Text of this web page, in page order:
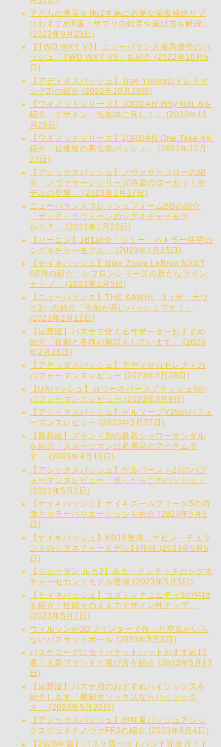
子どもの身長を伸ばす為に必要な栄養補給サプ
リおすすめ6選「サプリの効果や選び方も解説」
(2022年9月23日)
【TWO WXY V3】ニューバランス最高傑作のバ
ッシュ「TWO WXY V3」を紹介 (2022年10月5
日)
【アディダスバッシュ】Trae Young2(トレイヤ
ング2)の紹介 (2022年10月28日)
【ワイノットシリーズ】JORDAN Why Not .6を
紹介「デザイン・性能共に良し！」 (2022年12
月26日)
【ワイノットシリーズ】JORDAN One Take 4を
紹介「低価格の高性能バッシュ」 (2022年12月
27日)
【アシックスバッシュ】ノヴァサージローの紹
介「ノヴァサージシリーズ待望のローカットモ
デルの登場」 (2023年1月17日)
ニューバランスフレッシュフォームBBの紹介
「ザック・ラヴィーンのシグネチャーモデ
ル！？」 (2023年1月22日)
【リーニン】JB1紹介「ジミー・バトラー待望の
シグネチャーモデル」 (2023年1月25日)
【ナイキバッシュ】Nike Zoom LeBron NXXT
GENの紹介「レブロンシリーズの新たなライン
ナップ」 (2023年2月5日)
【ニューバランス】THE KAWHI 3（ザ カワ
イ3）の紹介「性能が高いバッシュです！」
(2023年2月12日)
【最新版】バスケで使えるサポーターおすすめ
紹介「役割と各種の解説もしています」 (2023
年2月26日)
【アディダスバッシュ】アディゼロセレクトの
パフォーマンスレビュー (2023年2月28日)
【UAバッシュ】カリーホバースプラッシュ3の
パフォーマンスレビュー (2023年3月9日)
【アシックスバッシュ】ゲルフープV15のパフォ
ーマンスレビュー (2023年3月27日)
【最新版】ブランド別の最新シャワーサンダル
を紹介「スポーツマンは必需品のアイテムで
す」 (2023年4月19日)
【アシックスバッシュ】ゲルバースト27のパフ
ォーマンスレビュー「迷ったらこのバッシュ」
(2023年5月2日)
【ナイキバッシュ】ナイキズームフリーク5の特
徴とカラーバリエーションを紹介 (2023年5月5
日)
【ナイキバッシュ】KD16登場。ケビン・デュラ
ントのシグネチャーモデル16作目 (2023年5月5
日)
【ジョーダン ルカ2】ルカ・ドンチッチのシグネ
チャーセカンドモデル登場 (2023年5月5日)
【ナイキバッシュ】コズミックユニティ3の特徴
を紹介「性能そのままでデザイン性アップ」
(2023年5月7日)
ウィルソンが3Dプリンターで作った空気がいら
ないバスケットボール (2023年5月8日)
バスケコーデに合うバケットハットおすすめ10
選｜人気ブランドと選び方を紹介 (2023年5月13
日)
【最新版】バスケ用のおすすめハイソックスを
紹介します「機能性ソックスならハイソック
ス」 (2023年5月20日)
【アシックスバッシュ】超軽量バッシュアシッ
クスグライドノヴァFF3の紹介 (2023年6月4日)
【2026年版】バスケ用ヘッドバンド完全ガイド